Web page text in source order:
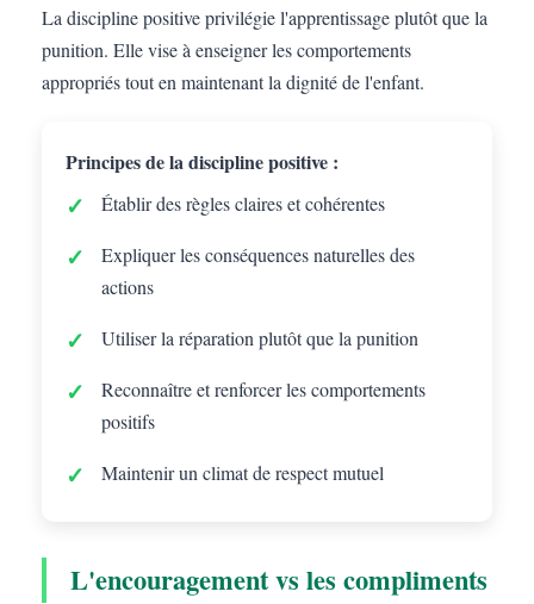
La discipline positive privilégie l'apprentissage plutôt que la
punition. Elle vise à enseigner les comportements
appropriés tout en maintenant la dignité de l'enfant.
Principes de la discipline positive :
Établir des règles claires et cohérentes
Expliquer les conséquences naturelles des
actions
Utiliser la réparation plutôt que la punition
Reconnaître et renforcer les comportements
positifs
Maintenir un climat de respect mutuel
L'encouragement vs les compliments